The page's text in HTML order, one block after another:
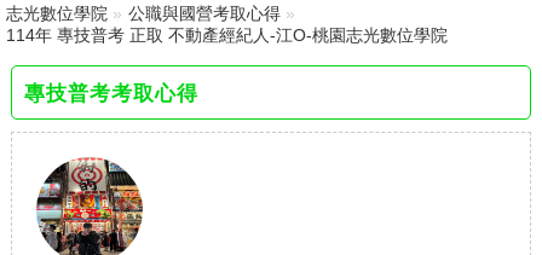
志光數位學院 » 公職與國營考取心得 »
114年 專技普考 正取 不動產經紀人-江O-桃園志光數位學院
專技普考考取心得